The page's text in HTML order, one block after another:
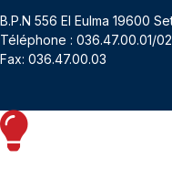
Téléphone : 036.47.00.01/02
Fax: 036.47.00.03